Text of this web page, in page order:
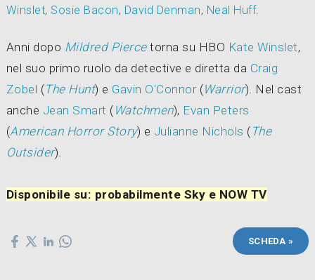
Winslet, Sosie Bacon, David Denman, Neal Huff.
Anni dopo Mildred Pierce torna su HBO Kate Winslet,
nel suo primo ruolo da detective e diretta da Craig
Zobel (The Hunt) e Gavin O'Connor(Warrior). Nel cast
anche Jean Smart ( Watchmen), Evan Peters
(American Horror Story) e Julianne Nichols ( The
Outsider).
Disponibile su: probabilmente Sky e NOW TV
SCHEDA »